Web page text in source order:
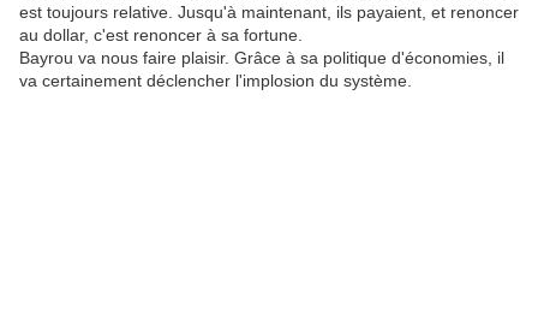
est toujours relative. Jusqu'à maintenant, ils payaient, et renoncer
au dollar, c'est renoncer à sa fortune.
Bayrou va nous faire plaisir. Grâce à sa politique d'économies, il
va certainement déclencher l'implosion du système.